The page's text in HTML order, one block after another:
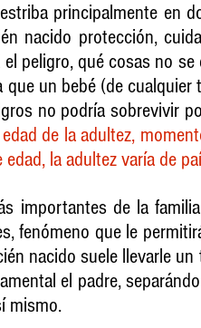
principalmente en
nacido protección,
peligro, qué cosas no
que un bebé (de
no podría sobrevivir
de la adultez,
la adultez varía de
importantes de la
fenómeno que le
nacido suele llevarle
el padre,
mismo.